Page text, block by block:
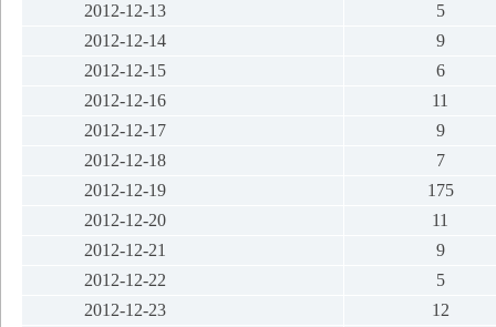
2012-12-13
5
2012-12-14
9
2012-12-15
6
2012-12-16
11
2012-12-17
9
2012-12-18
7
2012-12-19
175
2012-12-20
11
2012-12-21
9
2012-12-22
5
2012-12-23
12